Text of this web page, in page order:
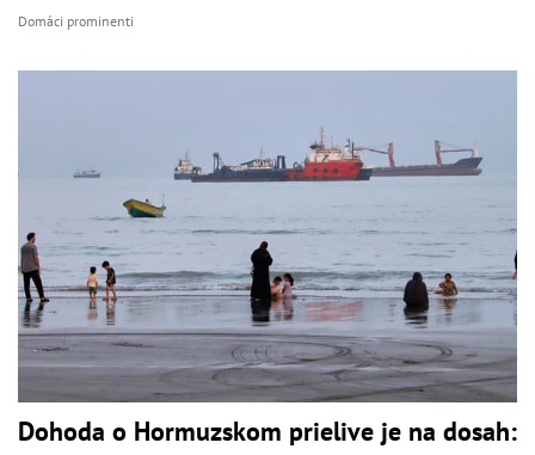
Domáci prominenti
Dohoda o Hormuzskom prielive je na dosah: